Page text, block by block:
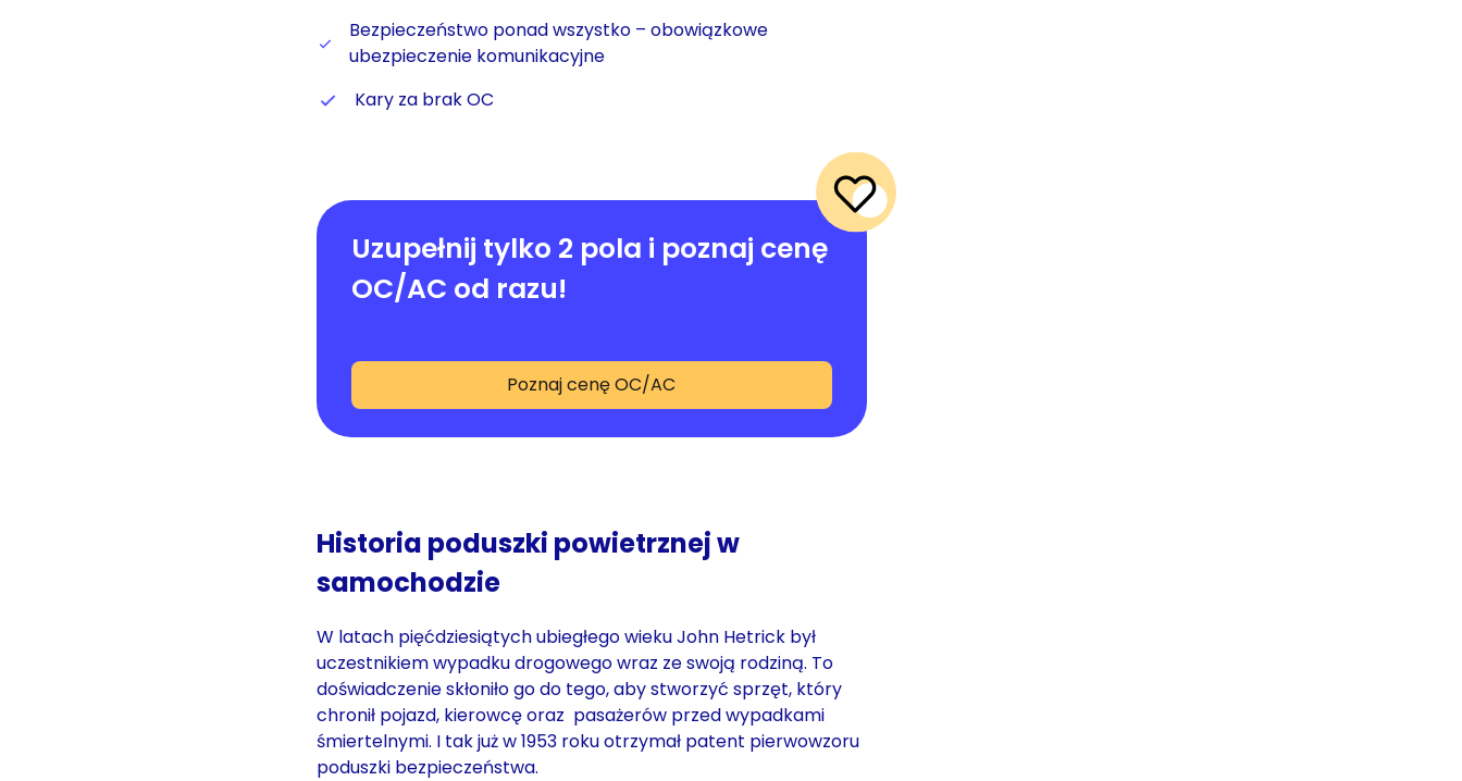
Bezpieczeństwo ponad wszystko – obowiązkowe
ubezpieczenie komunikacyjne
Kary za brak OC
Uzupełnij tylko 2 pola i poznaj cenę
OC/AC od razu!
Poznaj cenę OC/AC
Historia poduszki powietrznej w
samochodzie
W latach pięćdziesiątych ubiegłego wieku John Hetrick był
uczestnikiem wypadku drogowego wraz ze swoją rodziną. To
doświadczenie skłoniło go do tego, aby stworzyć sprzęt, który
chronił pojazd, kierowcę oraz pasażerów przed wypadkami
śmiertelnymi. I tak już w 1953 roku otrzymał patent pierwowzoru
poduszki bezpieczeństwa.